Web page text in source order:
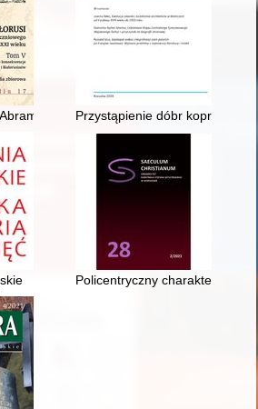
(1879-1939) i kwestia
Przystąpienie dóbr
Policentryczny charakter